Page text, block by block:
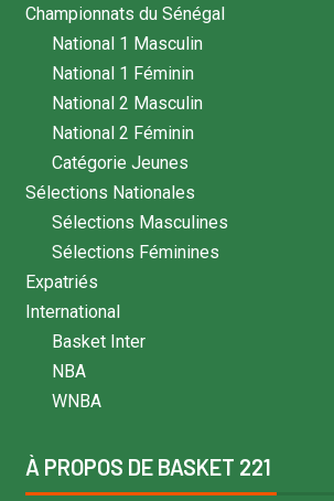
Championnats du Sénégal
National 1 Masculin
National 1 Féminin
National 2 Masculin
National 2 Féminin
Catégorie Jeunes
Sélections Nationales
Sélections Masculines
Sélections Féminines
Expatriés
International
Basket Inter
NBA
WNBA
À PROPOS DE BASKET 221